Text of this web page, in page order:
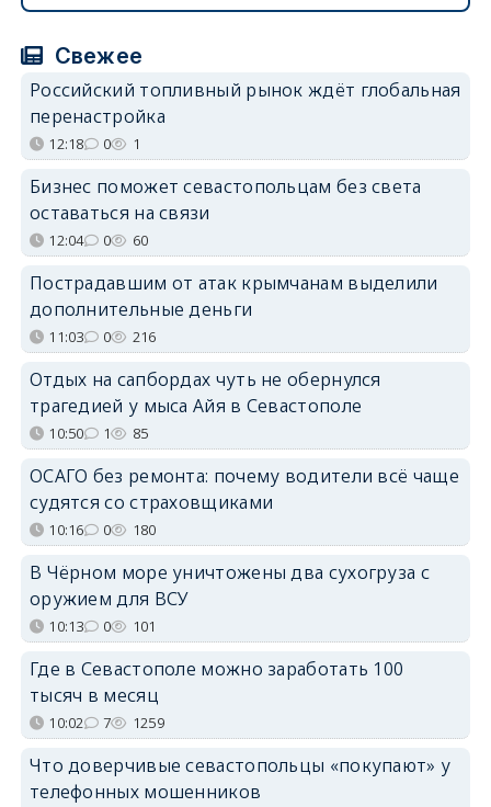
Свежее
Российский топливный рынок ждёт глобальная
перенастройка
12:18 0 1
Бизнес поможет севастопольцам без света
оставаться на связи
12:04 0 60
Пострадавшим от атак крымчанам выделили
дополнительные деньги
11:03 0 216
Отдых на сапбордах чуть не обернулся
трагедией у мыса Айя в Севастополе
10:50 1 85
ОСАГО без ремонта: почему водители всё чаще
судятся со страховщиками
10:16 0 180
В Чёрном море уничтожены два сухогруза с
оружием для ВСУ
10:13 0 101
Где в Севастополе можно заработать 100
тысяч в месяц
10:02 7 1259
Что доверчивые севастопольцы «покупают» у
телефонных мошенников